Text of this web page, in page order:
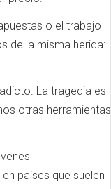
o el trabajo
de la misma herida:
La tragedia es
otras herramientas
países que suelen